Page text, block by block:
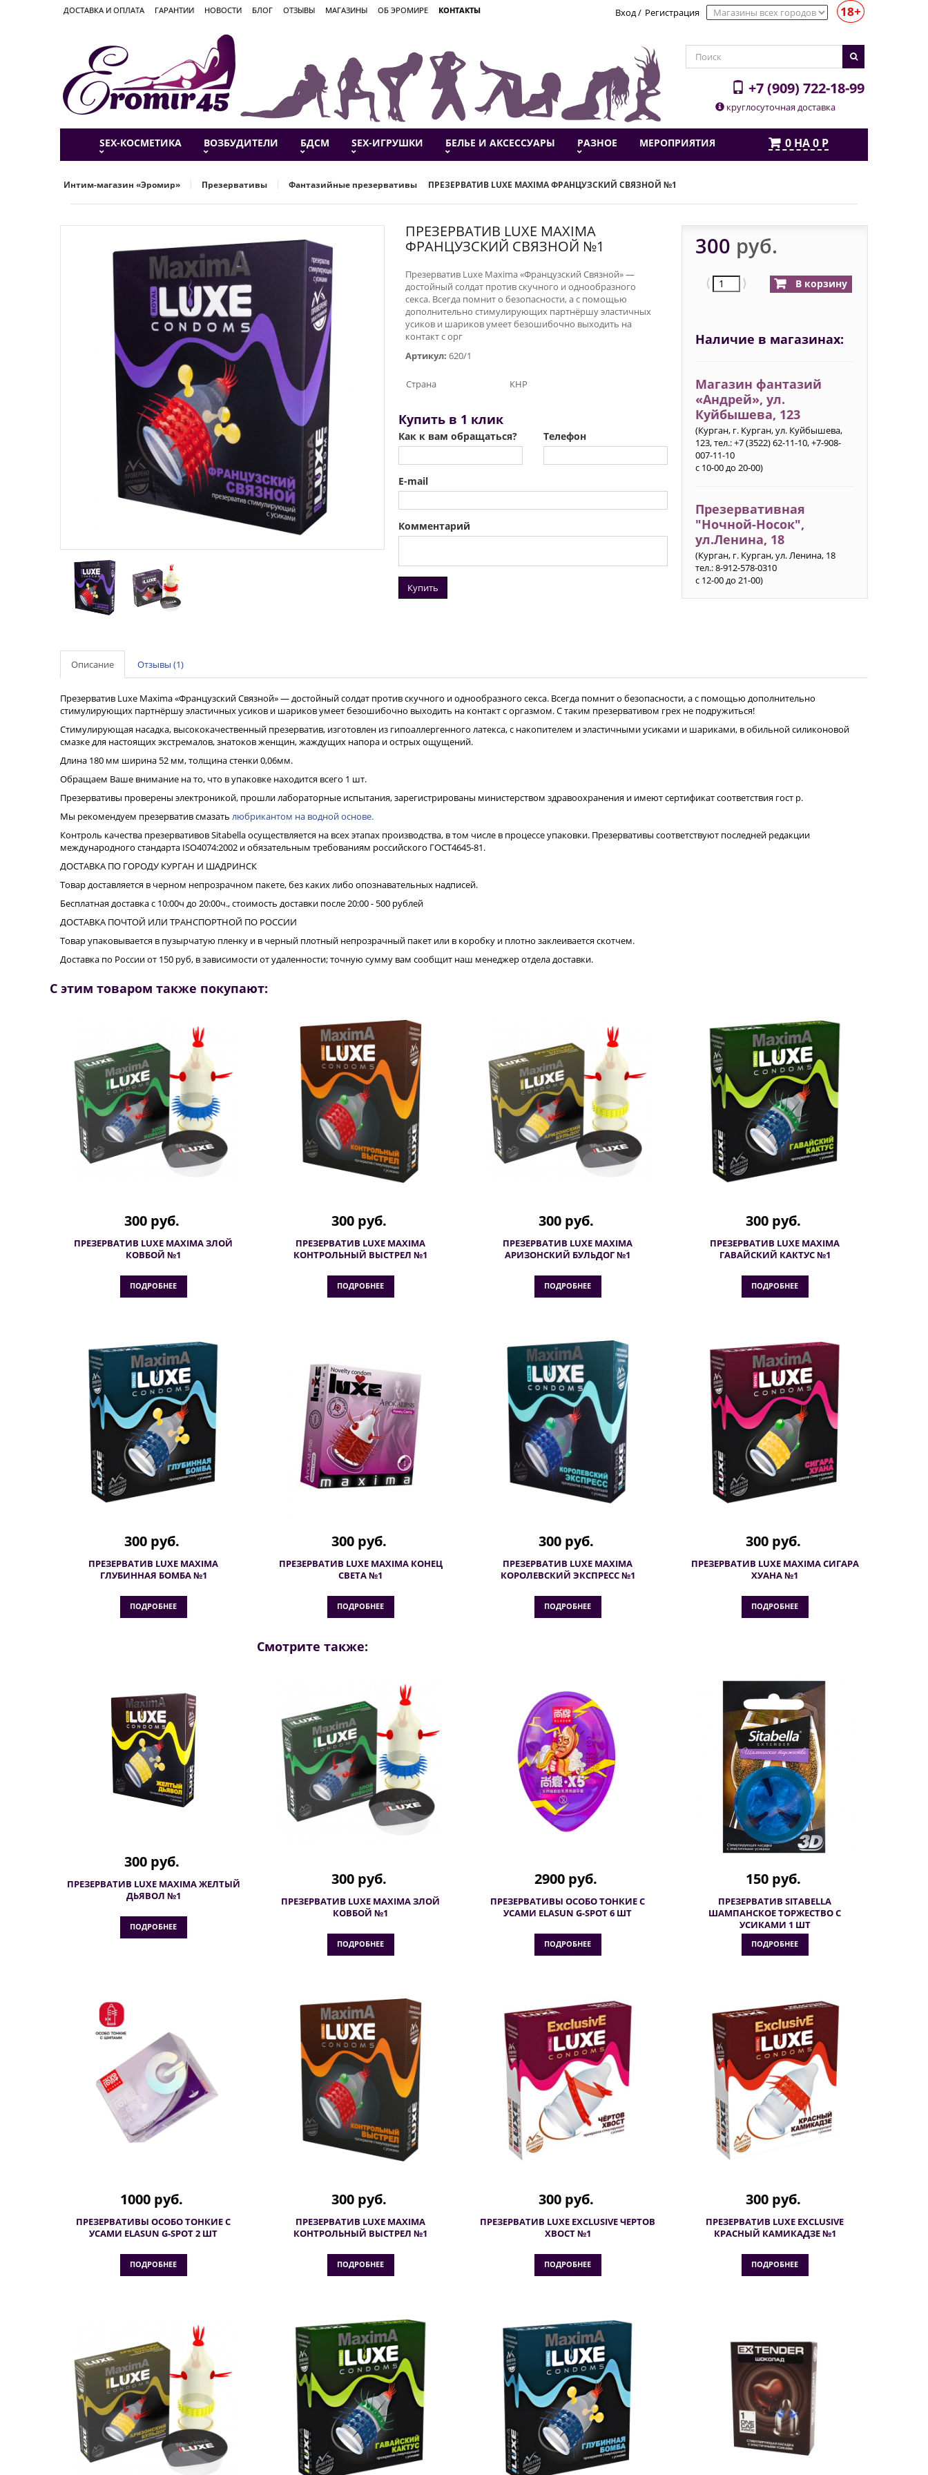
ДОСТАВКА И ОПЛАТА ГАРАНТИИ НОВОСТИ БЛОГ ОТЗЫВЫ МАГАЗИНЫ ОБ ЭРОМИРЕ КОНТАКТЫ Вход/ Регистрация 18+
+7 (909) 722-18-99
круглосуточная доставка
SEX-КОСМЕТИКА ВОЗБУДИТЕЛИ БДСМ SEX-ИГРУШКИ БЕЛЬЕ И АКСЕССУАРЫ РАЗНОЕ МЕРОПРИЯТИЯ 0 НА0 Р
Интим-магазин «Эромир» Презервативы Фантазийные презервативы ПРЕЗЕРВАТИВ LUXE MAXIMA ФРАНЦУЗСКИЙ СВЯЗНОЙ №1
ПРЕЗЕРВАТИВ LUXE MAXIMA
ФРАНЦУЗСКИЙ СВЯЗНОЙ №1
Презерватив Luxe Maxima «Французский Связной» —
достойный солдат против скучного и однообразного
секса. Всегда помнит о безопасности, а с помощью
дополнительно стимулирующих партнёршу эластичных
усиков и шариков умеет безошибочно выходить на
контакт с орг
Артикул: 620/1
Страна КНР
Купить в 1 клик
Как к вам обращаться? Телефон
E-mail
Комментарий
Купить
300 руб.
⟨ ⟩ В корзину
Наличие в магазинах:
Магазин фантазий
«Андрей», ул.
Куйбышева, 123
(Курган, г. Курган, ул. Куйбышева,
123, тел.: +7 (3522) 62-11-10, +7-908-
007-11-10
с 10-00 до 20-00)
Презервативная
"Ночной-Носок",
ул.Ленина, 18
(Курган, г. Курган, ул. Ленина, 18
тел.: 8-912-578-0310
с 12-00 до 21-00)
Описание Отзывы (1)
Презерватив Luxe Maxima «Французский Связной» — достойный солдат против скучного и однообразного секса. Всегда помнит о безопасности, а с помощью дополнительно
стимулирующих партнёршу эластичных усиков и шариков умеет безошибочно выходить на контакт с оргазмом. С таким презервативом грех не подружиться!
Стимулирующая насадка, высококачественный презерватив, изготовлен из гипоаллергенного латекса, с накопителем и эластичными усиками и шариками, в обильной силиконовой
смазке для настоящих экстремалов, знатоков женщин, жаждущих напора и острых ощущений.
Длина 180 мм ширина 52 мм, толщина стенки 0,06мм.
Обращаем Ваше внимание на то, что в упаковке находится всего 1 шт.
Презервативы проверены электроникой, прошли лабораторные испытания, зарегистрированы министерством здравоохранения и имеют сертификат соответствия гост р.
Мы рекомендуем презерватив смазать любрикантом на водной основе.
Контроль качества презервативов Sitabella осуществляется на всех этапах производства, в том числе в процессе упаковки. Презервативы соответствуют последней редакции
международного стандарта ISO4074:2002 и обязательным требованиям российского ГОСТ4645-81.
ДОСТАВКА ПО ГОРОДУ КУРГАН И ШАДРИНСК
Товар доставляется в черном непрозрачном пакете, без каких либо опознавательных надписей.
Бесплатная доставка с 10:00ч до 20:00ч., стоимость доставки после 20:00 - 500 рублей
ДОСТАВКА ПОЧТОЙ ИЛИ ТРАНСПОРТНОЙ ПО РОССИИ
Товар упаковывается в пузырчатую пленку и в черный плотный непрозрачный пакет или в коробку и плотно заклеивается скотчем.
Доставка по России от 150 руб, в зависимости от удаленности; точную сумму вам сообщит наш менеджер отдела доставки.
С этим товаром также покупают:
300 руб.
ПРЕЗЕРВАТИВ LUXE MAXIMA ЗЛОЙ
КОВБОЙ №1
ПОДРОБНЕЕ
300 руб.
ПРЕЗЕРВАТИВ LUXE MAXIMA
КОНТРОЛЬНЫЙ ВЫСТРЕЛ №1
ПОДРОБНЕЕ
300 руб.
ПРЕЗЕРВАТИВ LUXE MAXIMA
АРИЗОНСКИЙ БУЛЬДОГ №1
ПОДРОБНЕЕ
300 руб.
ПРЕЗЕРВАТИВ LUXE MAXIMA
ГАВАЙСКИЙ КАКТУС №1
ПОДРОБНЕЕ
300 руб.
ПРЕЗЕРВАТИВ LUXE MAXIMA
ГЛУБИННАЯ БОМБА №1
ПОДРОБНЕЕ
300 руб.
ПРЕЗЕРВАТИВ LUXE MAXIMA КОНЕЦ
СВЕТА №1
ПОДРОБНЕЕ
300 руб.
ПРЕЗЕРВАТИВ LUXE MAXIMA
КОРОЛЕВСКИЙ ЭКСПРЕСС №1
ПОДРОБНЕЕ
300 руб.
ПРЕЗЕРВАТИВ LUXE MAXIMA СИГАРА
ХУАНА №1
ПОДРОБНЕЕ
300 руб.
ПРЕЗЕРВАТИВ LUXE MAXIMA ЖЕЛТЫЙ
ДЬЯВОЛ №1
ПОДРОБНЕЕ
Смотрите также:
300 руб.
ПРЕЗЕРВАТИВ LUXE MAXIMA ЗЛОЙ
КОВБОЙ №1
ПОДРОБНЕЕ
2900 руб.
ПРЕЗЕРВАТИВЫ ОСОБО ТОНКИЕ С
УСАМИ ELASUN G-SPOT 6 ШТ
ПОДРОБНЕЕ
150 руб.
ПРЕЗЕРВАТИВ SITABELLA
ШАМПАНСКОЕ ТОРЖЕСТВО С
УСИКАМИ 1 ШТ
ПОДРОБНЕЕ
1000 руб.
ПРЕЗЕРВАТИВЫ ОСОБО ТОНКИЕ С
УСАМИ ELASUN G-SPOT 2 ШТ
ПОДРОБНЕЕ
300 руб.
ПРЕЗЕРВАТИВ LUXE MAXIMA
КОНТРОЛЬНЫЙ ВЫСТРЕЛ №1
ПОДРОБНЕЕ
300 руб.
ПРЕЗЕРВАТИВ LUXE EXCLUSIVE ЧЕРТОВ
ХВОСТ №1
ПОДРОБНЕЕ
300 руб.
ПРЕЗЕРВАТИВ LUXE EXCLUSIVE
КРАСНЫЙ КАМИКАДЗЕ №1
ПОДРОБНЕЕ